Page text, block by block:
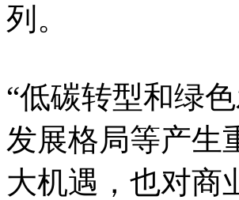
列。
“低碳转型和绿
发展格局等产生
大机遇，也对商